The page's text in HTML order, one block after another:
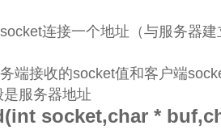
连接一个地址（与服务器
端接收的socket值和客户端
服务器地址
socket,char *